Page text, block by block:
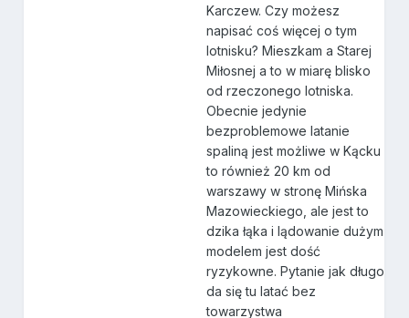
Karczew. Czy możesz
napisać coś więcej o tym
lotnisku? Mieszkam a Starej
Miłosnej a to w miarę blisko
od rzeczonego lotniska.
Obecnie jedynie
bezproblemowe latanie
spaliną jest możliwe w Kącku
to również 20 km od
warszawy w stronę Mińska
Mazowieckiego, ale jest to
dzika łąka i lądowanie dużym
modelem jest dość
ryzykowne. Pytanie jak długo
da się tu latać bez
towarzystwa